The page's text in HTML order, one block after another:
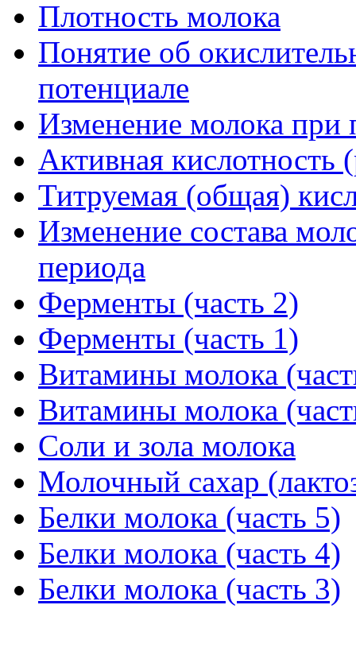
Плотность молока
Понятие об
потенциале
Изменение молока
Активная кислотность
Титруемая (общая)
Изменение состава
периода
Ферменты (часть 2)
Ферменты (часть 1)
Витамины молока
Витамины молока
Соли и зола молока
Молочный сахар
Белки молока (часть 5)
Белки молока (часть 4)
Белки молока (часть 3)